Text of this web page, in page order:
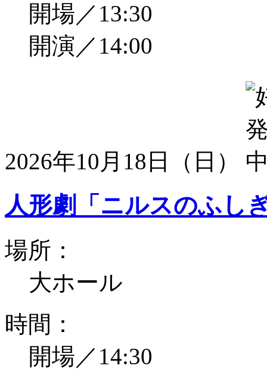
開場／13:30
開演／14:00
2026年10月18日（日）
人形劇「ニルスのふし
場所：
大ホール
時間：
開場／14:30